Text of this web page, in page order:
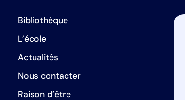
Bibliothèque
L’école
Actualités
Nous contacter
Raison d’être